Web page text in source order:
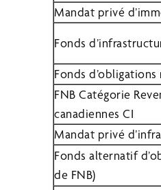
Mandat privé
Fonds
Fonds
FNB Catégorie
canadiennes CI
Mandat privé
Fonds alternatif
de FNB)